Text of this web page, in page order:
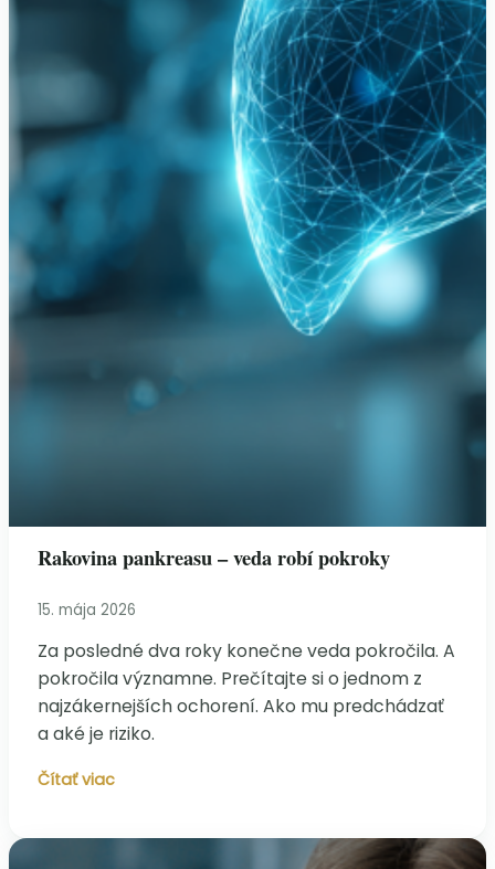
Rakovina pankreasu – veda robí pokroky
15. mája 2026
Za posledné dva roky konečne veda pokročila. A
pokročila významne. Prečítajte si o jednom z
najzákernejších ochorení. Ako mu predchádzať
a aké je riziko.
Rakovina
Čítať viac